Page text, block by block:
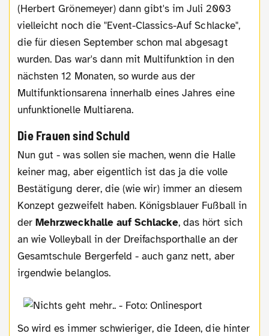
(Herbert Grönemeyer) dann gibt's im Juli 2003
vielleicht noch die "Event-Classics-Auf Schlacke",
die für diesen September schon mal abgesagt
wurden. Das war's dann mit Multifunktion in den
nächsten 12 Monaten, so wurde aus der
Multifunktionsarena innerhalb eines Jahres eine
unfunktionelle Multiarena.
Die Frauen sind Schuld
Nun gut - was sollen sie machen, wenn die Halle
keiner mag, aber eigentlich ist das ja die volle
Bestätigung derer, die (wie wir) immer an diesem
Konzept gezweifelt haben. Königsblauer Fußball in
derMehrzweckhalle auf Schlacke, das hört sich
an wie Volleyball in der Dreifachsporthalle an der
Gesamtschule Bergerfeld - auch ganz nett, aber
irgendwie belanglos.
So wird es immer schwieriger, die Ideen, die hinter